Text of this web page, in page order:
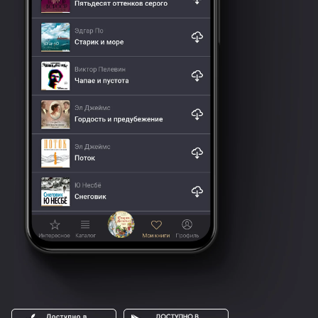
Жорж Бенгальский, Толстяк – Кирилл Радциг
Ксения Никитишна, Фрида – Анна Каменкова
Семплеяров Аркадий Аполлонович, Амвросий, Артист
Куролесов Савва Потапович – Владимир Левашев
Жена Семплеярова, Тофана – Надежда Меньшова
Аннушка, Пелагея Антоновна, Кондукторша – Ольга
Лапшина
Покобатько Милица Андреевна, Востроносая женщина,
Продавщица – Марина Дианова
Ласточкин Василий Степанович, Доктор, Алоизий Могарыч
– Сергей Аронин